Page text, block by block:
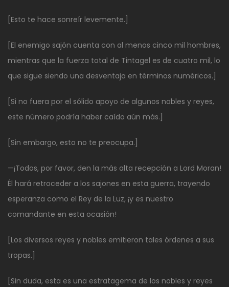
[Esto te hace sonreír levemente.]
[El enemigo sajón cuenta con al menos cinco mil hombres,
mientras que la fuerza total de Tintagel es de cuatro mil, lo
que sigue siendo una desventaja en términos numéricos.]
[Si no fuera por el sólido apoyo de algunos nobles y reyes,
este número podría haber caído aún más.]
[Sin embargo, esto no te preocupa.]
—¡Todos, por favor, den la más alta recepción a Lord Moran!
Él hará retroceder a los sajones en esta guerra, trayendo
esperanza como el Rey de la Luz, ¡y es nuestro
comandante en esta ocasión!
[Los diversos reyes y nobles emitieron tales órdenes a sus
tropas.]
[Sin duda, esta es una estratagema de los nobles y reyes